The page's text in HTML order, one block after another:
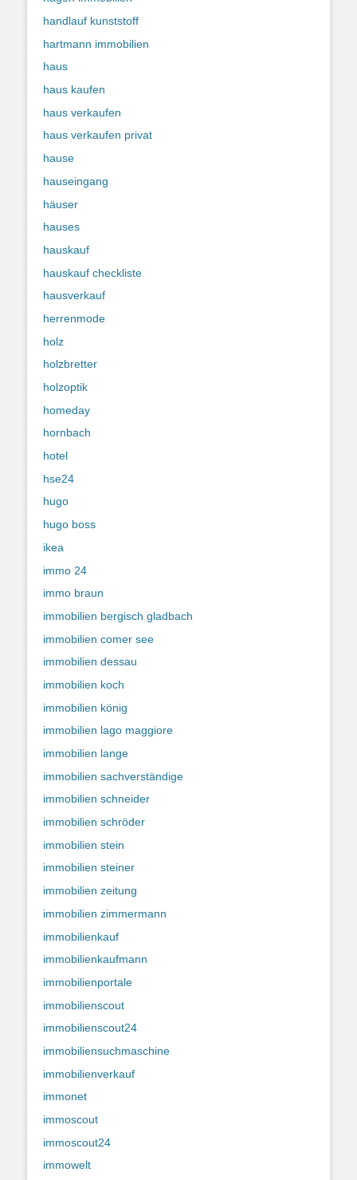
handlauf kunststoff
hartmann immobilien
haus
haus kaufen
haus verkaufen
haus verkaufen privat
hause
hauseingang
häuser
hauses
hauskauf
hauskauf checkliste
hausverkauf
herrenmode
holz
holzbretter
holzoptik
homeday
hornbach
hotel
hse24
hugo
hugo boss
ikea
immo 24
immo braun
immobilien bergisch gladbach
immobilien comer see
immobilien dessau
immobilien koch
immobilien könig
immobilien lago maggiore
immobilien lange
immobilien sachverständige
immobilien schneider
immobilien schröder
immobilien stein
immobilien steiner
immobilien zeitung
immobilien zimmermann
immobilienkauf
immobilienkaufmann
immobilienportale
immobilienscout
immobilienscout24
immobiliensuchmaschine
immobilienverkauf
immonet
immoscout
immoscout24
immowelt